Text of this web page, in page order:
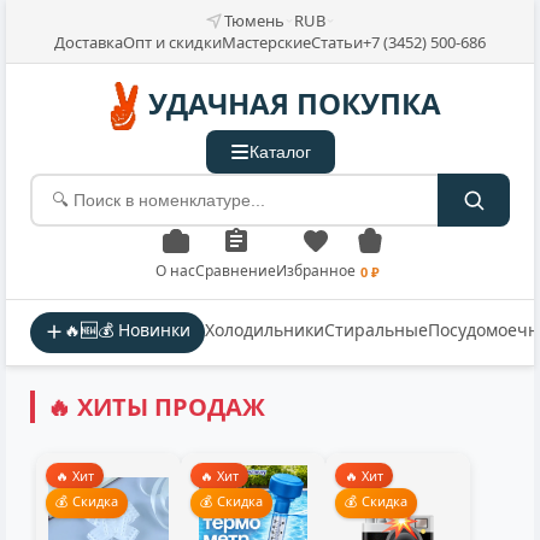
Тюмень RUB
ДоставкаОпт и скидкиМастерскиеСтатьи+7 (3452) 500-686
УДАЧНАЯ ПОКУПКА
Каталог
О насСравнениеИзбранное 0 ₽
🔥🆕💰 Новинки ХолодильникиСтиральные
🔥 ХИТЫ ПРОДАЖ
🔥 Хит
💰 Скидка
🔥 Хит
💰 Скидка
🔥 Хит
💰 Скидка